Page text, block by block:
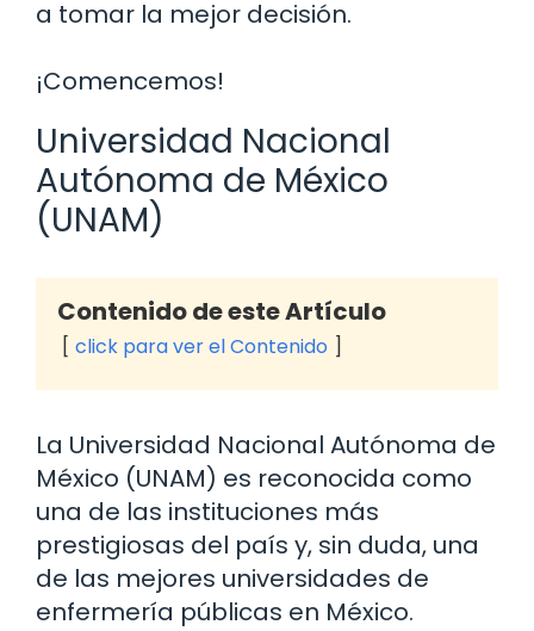
a tomar la mejor decisión.
¡Comencemos!
Universidad Nacional
Autónoma de México
(UNAM)
Contenido de este Artículo
click para ver el Contenido
La Universidad Nacional Autónoma de
México (UNAM) es reconocida como
una de las instituciones más
prestigiosas del país y, sin duda, una
de las mejores universidades de
enfermería públicas en México.